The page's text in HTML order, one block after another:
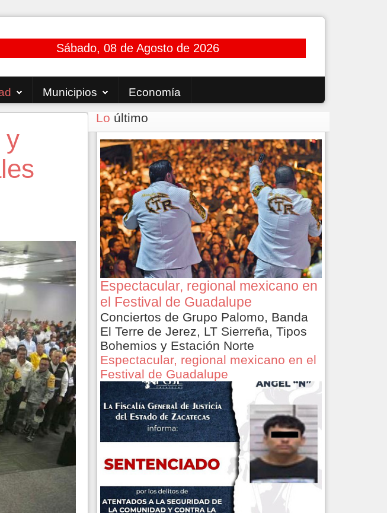
Sábado, 08 de Agosto de 2026
Municipios Economía
y
Lo último
Espectacular, regional mexicano en
el Festival de Guadalupe
Conciertos de Grupo Palomo, Banda
El Terre de Jerez, LT Sierreña, Tipos
Bohemios y Estación Norte
Espectacular, regional mexicano en el
Festival de Guadalupe